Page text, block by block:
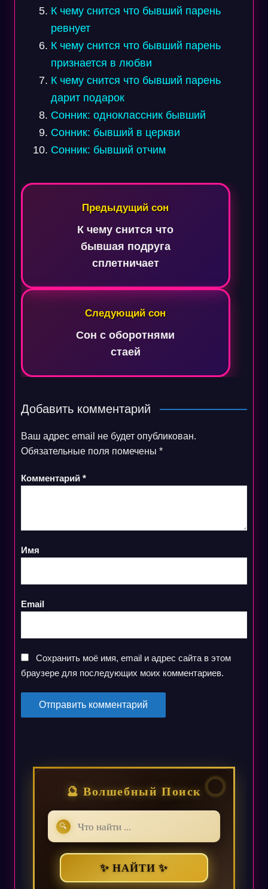
К чему снится что бывший парень
ревнует
К чему снится что бывший парень
признается в любви
К чему снится что бывший парень
дарит подарок
Сонник: одноклассник бывший
Сонник: бывший в церкви
Сонник: бывший отчим
Навигация
записям
Предыдущий сон
К чему снится что
бывшая подруга
сплетничает
Следующий сон
Сон с оборотнями
стаей
Добавить комментарий
Ваш адрес email не будет опубликован.
Обязательные поля помечены *
Комментарий *
Имя
Email
Сохранить моё имя, email и адрес сайта в этом
браузере для последующих моих комментариев.
🔮 Волшебный Поиск
🔍
✨ НАЙТИ ✨